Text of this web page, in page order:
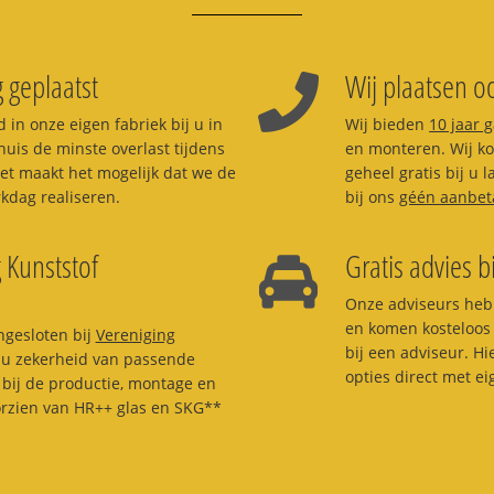
in onze eigen fabriek bij u in
de minste overlast tijdens
maakt het mogelijk dat we de
realiseren.
Wij plaatsen
Wij bieden 10 jaar
en monteren. Wij
geheel gratis bij u
bij ons géén
bij Vereniging
zekerheid van passende
de productie, montage en
van HR++ glas en SKG**
Gratis advies
Onze adviseurs
en komen
bij een adviseur.
opties direct met